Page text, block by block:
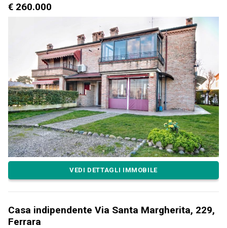
€ 260.000
VEDI DETTAGLI IMMOBILE
Casa indipendente Via Santa Margherita, 229,
Ferrara